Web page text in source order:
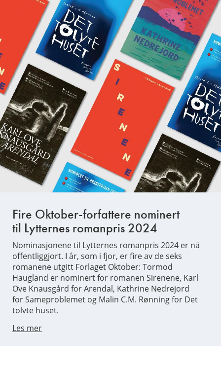
Fire Oktober-forfattere nominert
til Lytternes romanpris 2024
Nominasjonene til Lytternes romanpris 2024 er nå
offentliggjort. I år, som i fjor, er fire av de seks
romanene utgitt Forlaget Oktober: Tormod
Haugland er nominert for romanen Sirenene, Karl
Ove Knausgård for Arendal, Kathrine Nedrejord
for Sameproblemet og Malin C.M. Rønning for Det
tolvte huset.
Les mer